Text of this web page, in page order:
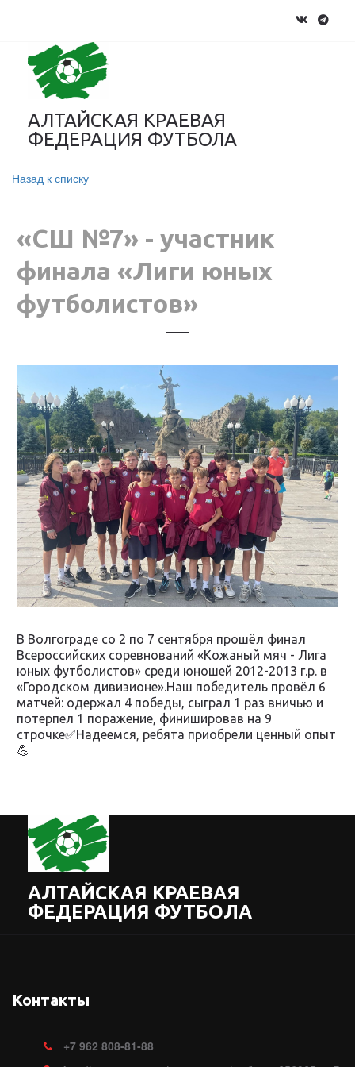
АЛТАЙСКАЯ КРАЕВАЯ
ФЕДЕРАЦИЯ ФУТБОЛА
Назад к списку
«СШ №7» - участник
финала «Лиги юных
футболистов»
В Волгограде со 2 по 7 сентября прошёл финал
Всероссийских соревнований «Кожаный мяч - Лига
юных футболистов» среди юношей 2012-2013 г.р. в
«Городском дивизионе».Наш победитель провёл 6
матчей: одержал 4 победы, сыграл 1 раз вничью и
потерпел 1 поражение, финишировав на 9
строчке✅Надеемся, ребята приобрели ценный опыт
💪
АЛТАЙСКАЯ КРАЕВАЯ
ФЕДЕРАЦИЯ ФУТБОЛА
Контакты
+7 962 808-81-88